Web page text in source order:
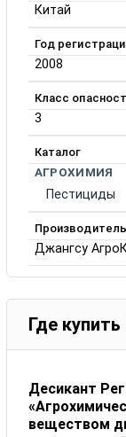
Китай
Год
2008
Класс
3
Каталог
АГРОХИМИЯ
Пестициды
Производитель
Джангсу
Где купить
Десикант
веществом